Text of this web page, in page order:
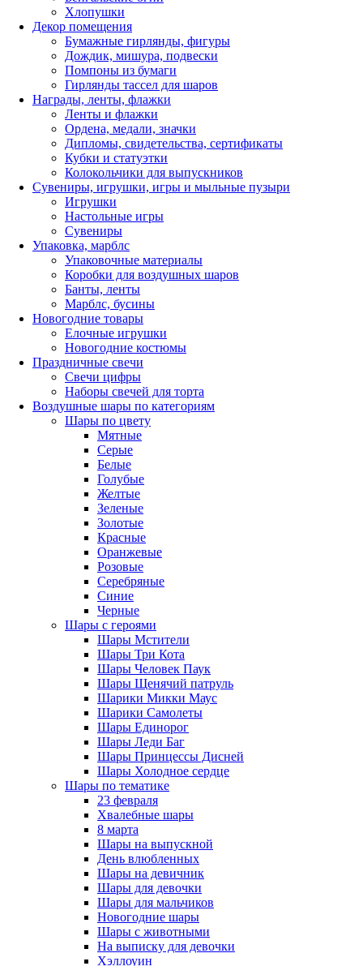
Хлопушки
Декор помещения
Бумажные гирлянды, фигуры
Дождик, мишура, подвески
Помпоны из бумаги
Гирлянды тассел для шаров
Награды, ленты, флажки
Ленты и флажки
Ордена, медали, значки
Дипломы, свидетельства, сертификаты
Кубки и статуэтки
Колокольчики для выпускников
Сувениры, игрушки, игры и мыльные пузыри
Игрушки
Настольные игры
Сувениры
Упаковка, марблс
Упаковочные материалы
Коробки для воздушных шаров
Банты, ленты
Марблс, бусины
Новогодние товары
Елочные игрушки
Новогодние костюмы
Праздничные свечи
Свечи цифры
Наборы свечей для торта
Воздушные шары по категориям
Шары по цвету
Мятные
Серые
Белые
Голубые
Желтые
Зеленые
Золотые
Красные
Оранжевые
Розовые
Серебряные
Синие
Черные
Шары с героями
Шары Мстители
Шары Три Кота
Шары Человек Паук
Шары Щенячий патруль
Шарики Микки Маус
Шарики Самолеты
Шары Единорог
Шары Леди Баг
Шары Принцессы Дисней
Шары Холодное сердце
Шары по тематике
23 февраля
Хвалебные шары
8 марта
Шары на выпускной
День влюбленных
Шары на девичник
Шары для девочки
Шары для мальчиков
Новогодние шары
Шары с животными
На выписку для девочки
Хэллоуин